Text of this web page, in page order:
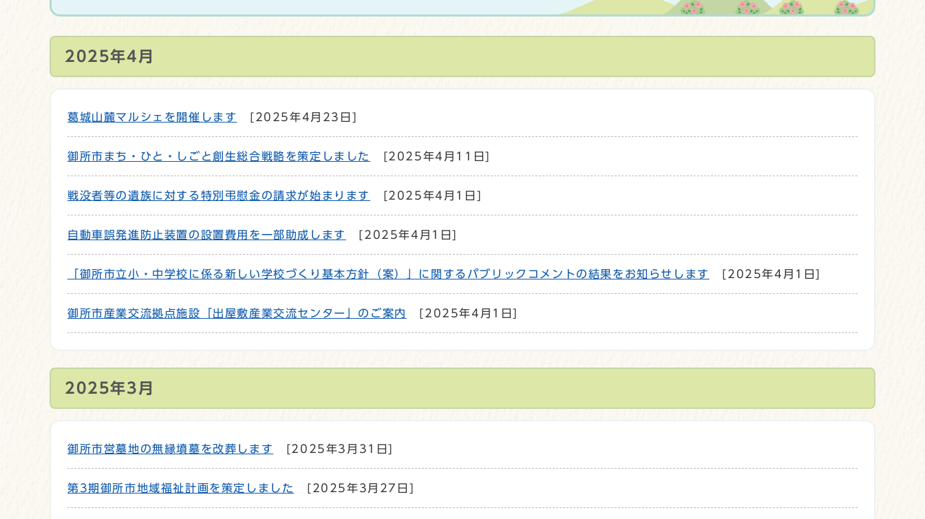
2025年4月
葛城山麓マルシェを開催します [2025年4月23日]
御所市まち・ひと・しごと創生総合戦略を策定しました [2025年4月11日]
戦没者等の遺族に対する特別弔慰金の請求が始まります [2025年4月1日]
自動車誤発進防止装置の設置費用を一部助成します [2025年4月1日]
「御所市立小・中学校に係る新しい学校づくり基本方針（案）」に関するパブリックコメントの結果をお知らせします [2025年4月1日]
御所市産業交流拠点施設「出屋敷産業交流センター」のご案内 [2025年4月1日]
2025年3月
御所市営墓地の無縁墳墓を改葬します [2025年3月31日]
第3期御所市地域福祉計画を策定しました [2025年3月27日]